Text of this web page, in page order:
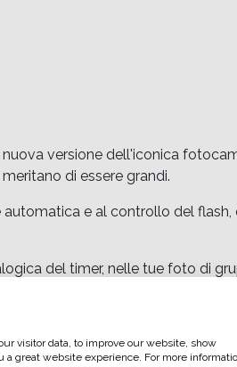
versione dell'iconica
di essere grandi.
automatica e al controllo del
del timer, nelle tue foto di
prima di premere il pulsante di
instax WIDE 400™ è dotata
visitor data, to improve our website, show
a great website experience. For more